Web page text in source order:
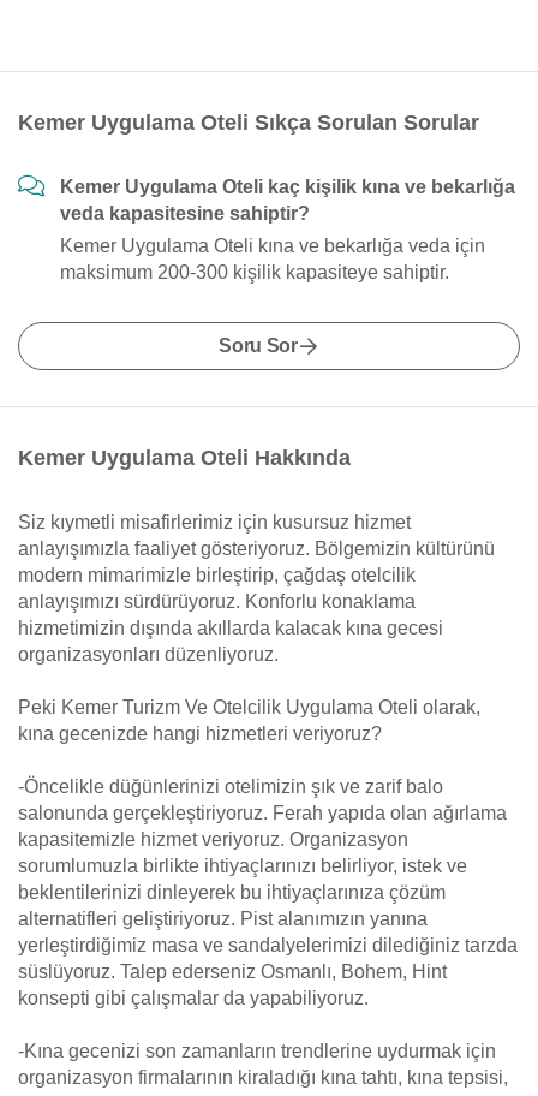
Kemer Uygulama Oteli Sıkça Sorulan Sorular
Kemer Uygulama Oteli kaç kişilik kına ve bekarlığa
veda kapasitesine sahiptir?
Kemer Uygulama Oteli kına ve bekarlığa veda için
maksimum 200-300 kişilik kapasiteye sahiptir.
Soru Sor
Kemer Uygulama Oteli Hakkında
Siz kıymetli misafirlerimiz için kusursuz hizmet
anlayışımızla faaliyet gösteriyoruz. Bölgemizin kültürünü
modern mimarimizle birleştirip, çağdaş otelcilik
anlayışımızı sürdürüyoruz. Konforlu konaklama
hizmetimizin dışında akıllarda kalacak kına gecesi
organizasyonları düzenliyoruz.
Peki Kemer Turizm Ve Otelcilik Uygulama Oteli olarak,
kına gecenizde hangi hizmetleri veriyoruz?
-Öncelikle düğünlerinizi otelimizin şık ve zarif balo
salonunda gerçekleştiriyoruz. Ferah yapıda olan ağırlama
kapasitemizle hizmet veriyoruz. Organizasyon
sorumlumuzla birlikte ihtiyaçlarınızı belirliyor, istek ve
beklentilerinizi dinleyerek bu ihtiyaçlarınıza çözüm
alternatifleri geliştiriyoruz. Pist alanımızın yanına
yerleştirdiğimiz masa ve sandalyelerimizi dilediğiniz tarzda
süslüyoruz. Talep ederseniz Osmanlı, Bohem, Hint
konsepti gibi çalışmalar da yapabiliyoruz.
-Kına gecenizi son zamanların trendlerine uydurmak için
organizasyon firmalarının kiraladığı kına tahtı, kına tepsisi,